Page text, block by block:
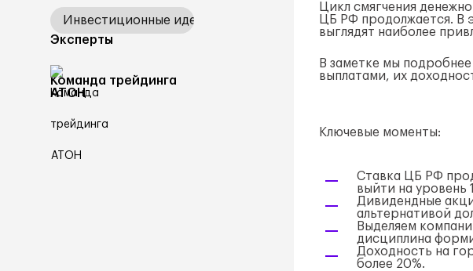
Инвестиционные идеи
Эксперты
Команда трейдинга
АТОН
Цикл смягчения
ЦБ РФ продолжается. В
выглядят наиболее
В заметке мы
выплатами, их
Ключевые моменты:
Ставка ЦБ РФ
выйти на уровень
Дивидендные
альтернативой
Выделяем
дисциплина
Доходность на
более 20%.